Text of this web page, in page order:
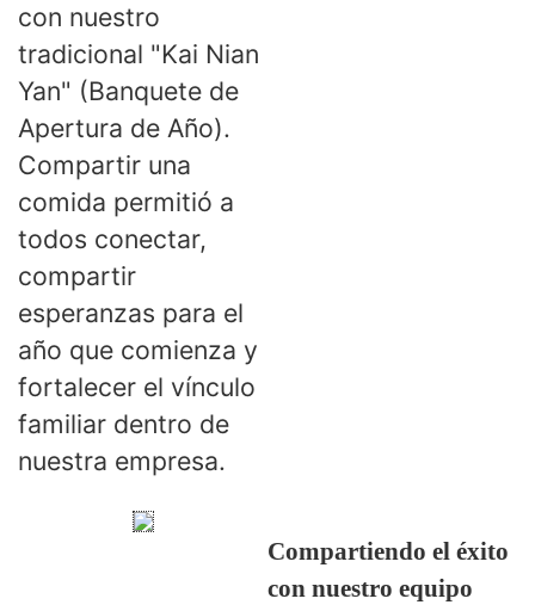
con nuestro
tradicional "Kai Nian
Yan" (Banquete de
Apertura de Año).
Compartir una
comida permitió a
todos conectar,
compartir
esperanzas para el
año que comienza y
fortalecer el vínculo
familiar dentro de
nuestra empresa.
Compartiendo el éxito
con nuestro equipo